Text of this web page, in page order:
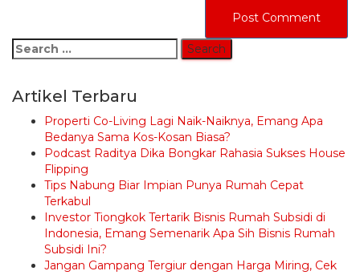
Search
for:
Artikel Terbaru
Properti Co-Living Lagi Naik-Naiknya, Emang Apa
Bedanya Sama Kos-Kosan Biasa?
Podcast Raditya Dika Bongkar Rahasia Sukses House
Flipping
Tips Nabung Biar Impian Punya Rumah Cepat
Terkabul
Investor Tiongkok Tertarik Bisnis Rumah Subsidi di
Indonesia, Emang Semenarik Apa Sih Bisnis Rumah
Subsidi Ini?
Jangan Gampang Tergiur dengan Harga Miring, Cek